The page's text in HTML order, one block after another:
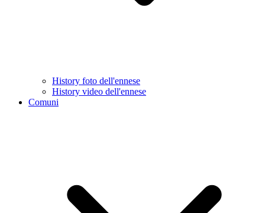
History foto dell'ennese
History video dell'ennese
Comuni